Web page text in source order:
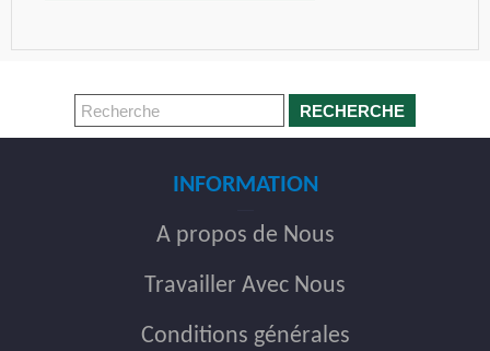
RECHERCHE
INFORMATION
A propos de Nous
Travailler Avec Nous
Conditions générales